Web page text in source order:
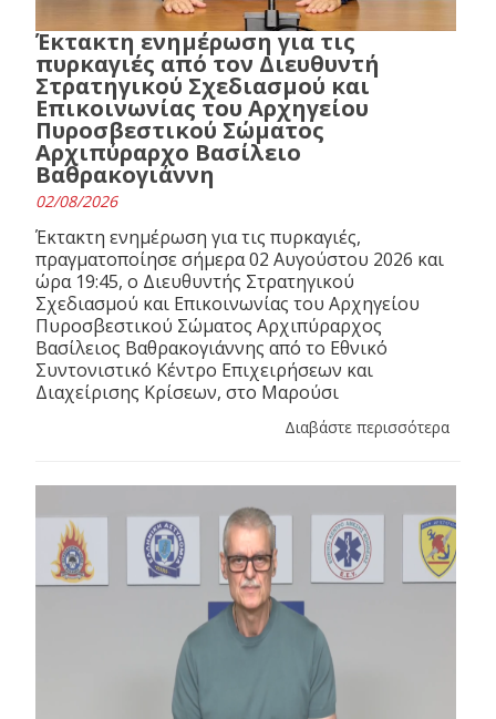
Έκτακτη ενημέρωση για τις
πυρκαγιές από τον Διευθυντή
Στρατηγικού Σχεδιασμού και
Επικοινωνίας του Αρχηγείου
Πυροσβεστικού Σώματος
Αρχιπύραρχο Βασίλειο
Βαθρακογιάννη
02/08/2026
Έκτακτη ενημέρωση για τις πυρκαγιές,
πραγματοποίησε σήμερα 02 Αυγούστου 2026 και
ώρα 19:45, ο Διευθυντής Στρατηγικού
Σχεδιασμού και Επικοινωνίας του Αρχηγείου
Πυροσβεστικού Σώματος Αρχιπύραρχος
Βασίλειος Βαθρακογιάννης από το Εθνικό
Συντονιστικό Κέντρο Επιχειρήσεων και
Διαχείρισης Κρίσεων, στο Μαρούσι
Διαβάστε περισσότερα